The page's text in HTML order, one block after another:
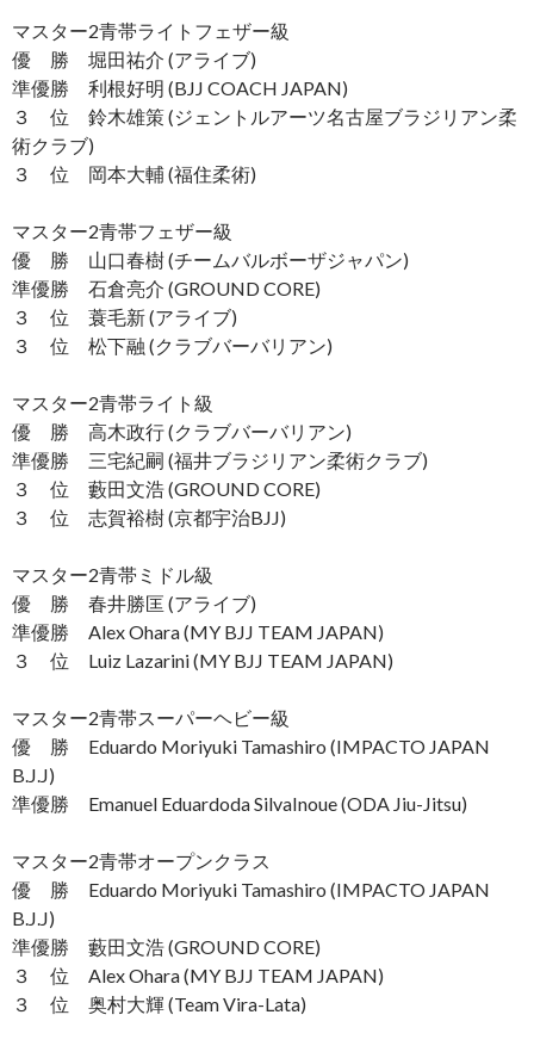
マスター2青帯ライトフェザー級
優 勝 堀田祐介 (アライブ)
準優勝 利根好明 (BJJ COACH JAPAN)
３ 位 鈴木雄策 (ジェントルアーツ名古屋ブラジリアン柔
術クラブ)
３ 位 岡本大輔 (福住柔術)
マスター2青帯フェザー級
優 勝 山口春樹 (チームバルボーザジャパン)
準優勝 石倉亮介 (GROUND CORE)
３ 位 蓑毛新 (アライブ)
３ 位 松下融 (クラブバーバリアン)
マスター2青帯ライト級
優 勝 高木政行 (クラブバーバリアン)
準優勝 三宅紀嗣 (福井ブラジリアン柔術クラブ)
３ 位 藪田文浩 (GROUND CORE)
３ 位 志賀裕樹 (京都宇治BJJ)
マスター2青帯ミドル級
優 勝 春井勝匡 (アライブ)
準優勝 Alex Ohara (MY BJJ TEAM JAPAN)
３ 位 Luiz Lazarini (MY BJJ TEAM JAPAN)
マスター2青帯スーパーヘビー級
優 勝 Eduardo Moriyuki Tamashiro (IMPACTO JAPAN
B.J.J)
準優勝 Emanuel Eduardoda SilvaInoue (ODA Jiu-Jitsu)
マスター2青帯オープンクラス
優 勝 Eduardo Moriyuki Tamashiro (IMPACTO JAPAN
B.J.J)
準優勝 藪田文浩 (GROUND CORE)
３ 位 Alex Ohara (MY BJJ TEAM JAPAN)
３ 位 奥村大輝 (Team Vira-Lata)